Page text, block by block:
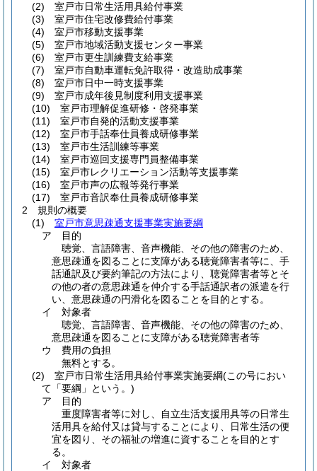
(2)
室戸市日常生活用具給付事業
(3)
室戸市住宅改修費給付事業
(4)
室戸市移動支援事業
(5)
室戸市地域活動支援センター事業
(6)
室戸市更生訓練費支給事業
(7)
室戸市自動車運転免許取得・改造助成事業
(8)
室戸市日中一時支援事業
(9)
室戸市成年後見制度利用支援事業
(10)
室戸市理解促進研修・啓発事業
(11)
室戸市自発的活動支援事業
(12)
室戸市手話奉仕員養成研修事業
(13)
室戸市生活訓練等事業
(14)
室戸市巡回支援専門員整備事業
(15)
室戸市レクリエーション活動等支援事業
(16)
室戸市声の広報等発行事業
(17)
室戸市音訳奉仕員養成研修事業
2
規則の概要
(1)
室戸市意思疎通支援事業実施要綱
ア
目的
聴覚、言語障害、音声機能、その他の障害のため、
意思疎通を図ることに支障がある聴覚障害者等に、手
話通訳及び要約筆記の方法により、聴覚障害者等とそ
の他の者の意思疎通を仲介する手話通訳者の派遣を行
い、意思疎通の円滑化を図ることを目的とする。
イ
対象者
聴覚、言語障害、音声機能、その他の障害のため、
意思疎通を図ることに支障がある聴覚障害者等
ウ
費用の負担
無料とする。
(2)
室戸市日常生活用具給付事業実施要綱(この号におい
て「要綱」という。)
ア
目的
重度障害者等に対し、自立生活支援用具等の日常生
活用具を給付又は貸与することにより、日常生活の便
宜を図り、その福祉の増進に資することを目的とす
る。
イ
対象者